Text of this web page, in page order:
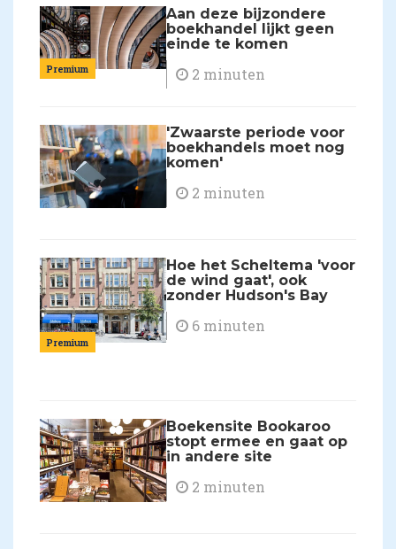
Premium
Aan deze bijzondere
boekhandel lijkt geen
einde te komen
2 minuten
'Zwaarste periode voor
boekhandels moet nog
komen'
2 minuten
Premium
Hoe het Scheltema 'voor
de wind gaat', ook
zonder Hudson's Bay
6 minuten
Boekensite Bookaroo
stopt ermee en gaat op
in andere site
2 minuten